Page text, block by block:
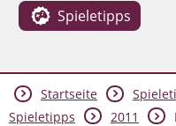
Spieletipps
Die
Lexikon
Aktuelles
Startseite
Spieletipps
2011